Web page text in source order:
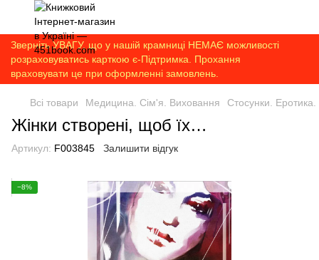
Зверніть УВАГУ, що у нашій крамниці НЕМАЄ можливості
розраховуватись карткою є-Підтримка. Прохання
враховувати це при оформленні замовлень.
Всі товари Медицина. Сім'я. Виховання Стосунки. Еротика.
Жінки створені, щоб їх…
Артикул: F003845 Залишити відгук
−8%